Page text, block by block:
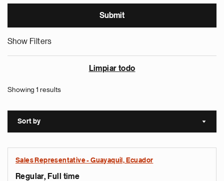
Show Filters
Limpiar todo
Showing 1 results
Sort by Sort
Sales Representative - Guayaquil, Ecuador
Regular, Full time